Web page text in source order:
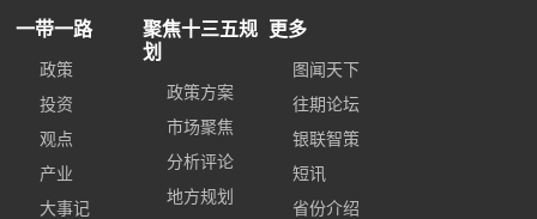
一带一路
政策
投资
观点
产业
大事记
聚焦十三五规
划
政策方案
市场聚焦
分析评论
地方规划
更多
图闻天下
往期论坛
银联智策
短讯
省份介绍